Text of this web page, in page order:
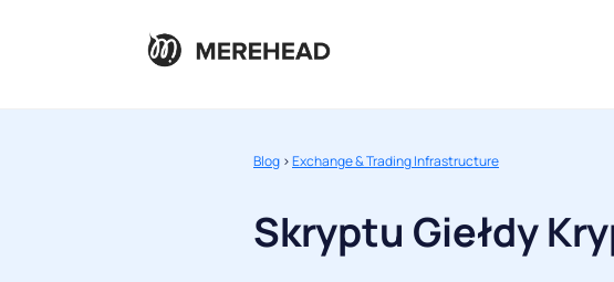
Blog >Exchange & Trading Infrastructure
Skryptu Giełdy